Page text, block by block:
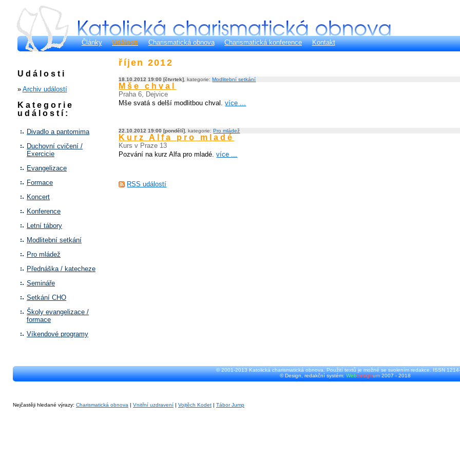
Články Události Charismatická obnova Charismatická konference Kontakt
Události
» Archiv událostí
Kategorie
událostí:
Divadlo a pantomima
Duchovní cvičení /
Exercicie
Evangelizace
Formace
Koncert
Konference
Letní tábory
Modlitební setkání
Pro mládež
Přednáška / katecheze
Semináře
Setkání CHO
Školy evangelizace /
formace
Víkendové programy
říjen 2012
18.10.2012 19:00 [čtvrtek] , kategorie:Modlitební setkání
Mše chval
Praha 6, Dejvice
Mše svatá s delší modlitbou chval.více ...
22.10.2012 19:00 [pondělí] , kategorie:Pro mládež
Kurz Alfa pro mladé
Kurs v Praze 13
Pozvání na kurz Alfa pro mladé.více ...
RSS událostí
© 2001-2013 Katolická charismatická obnova. Použití textů je možné se svolením redakce. ISSN
© Design, redakční systém:Webdesignum2007 - 2018
Nejčastěji hledané výrazy: Charismatická obnova | Vnitřní uzdravení | Vojtěch Kodet | Tábor Jump